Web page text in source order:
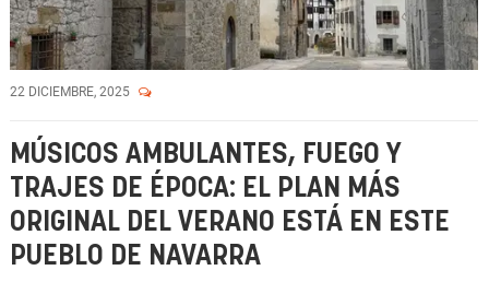
22 DICIEMBRE, 2025
MÚSICOS AMBULANTES, FUEGO Y
TRAJES DE ÉPOCA: EL PLAN MÁS
ORIGINAL DEL VERANO ESTÁ EN ESTE
PUEBLO DE NAVARRA